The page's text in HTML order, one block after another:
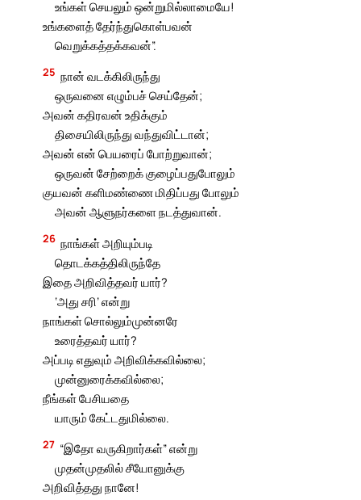
உங்கள் செயலும் ஒன்றுமில்லாமையே!
உங்களைத் தேர்ந்துகொள்பவன்
வெறுக்கத்தக்கவன்”.
25 நான் வடக்கிலிருந்து
ஒருவனை எழும்பச் செய்தேன்;
அவன் கதிரவன் உதிக்கும்
திசையிலிருந்து வந்துவிட்டான்;
அவன் என் பெயரைப் போற்றுவான்;
ஒருவன் சேற்றைக் குழைப்பதுபோலும்
குயவன் களிமண்ணை மிதிப்பது போலும்
அவன் ஆளுநர்களை நடத்துவான்.
26 நாங்கள் அறியும்படி
தொடக்கத்திலிருந்தே
இதை அறிவித்தவர் யார்?
‘அது சரி’ என்று
நாங்கள் சொல்லும்முன்னரே
உரைத்தவர் யார்?
அப்படி எதுவும் அறிவிக்கவில்லை;
முன்னுரைக்கவில்லை;
நீங்கள் பேசியதை
யாரும் கேட்டதுமில்லை.
27 “இதோ வருகிறார்கள்” என்று
முதன்முதலில் சீயோனுக்கு
அறிவித்தது நானே!